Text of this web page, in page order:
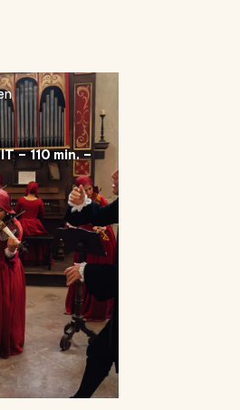
– 110 min. –